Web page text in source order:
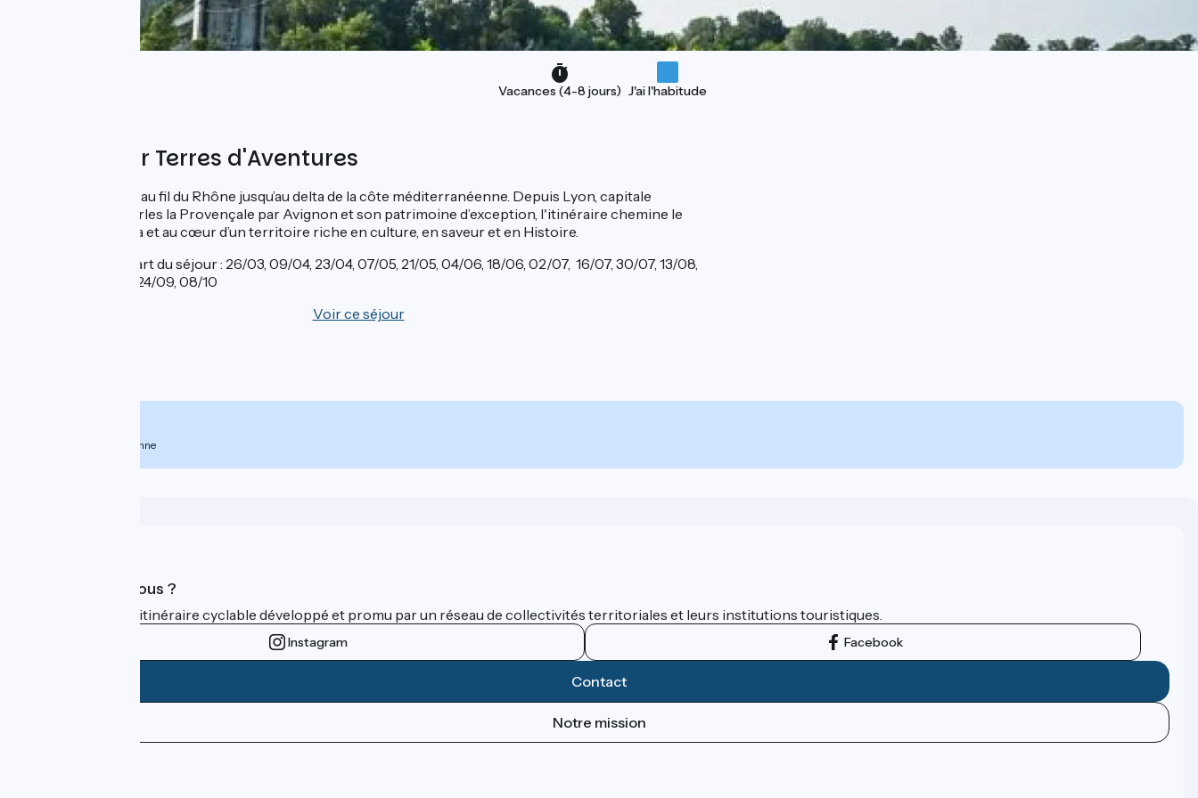
Vacances (4-8 jours) J'ai l'habitude
Proposé par Terres d'Aventures
A vélo et en bateau au fil du Rhône jusqu’au delta de la côte méditerranéenne. Depuis Lyon, capitale
gastronomique à Arles la Provençale par Avignon et son patrimoine d’exception, l'itinéraire chemine le
long de la ViaRhôna et au cœur d’un territoire riche en culture, en saveur et en Histoire.
Dates de départ du séjour : 26/03, 09/04, 23/04, 07/05, 21/05, 04/06, 18/06, 02/07, 16/07, 30/07, 13/08,
27/08, 10/09, 24/09, 08/10
Voir ce séjour
par personne
Qui sommes-nous ?
ViaRhôna est un itinéraire cyclable développé et promu par un réseau de collectivités territoriales et leurs institutions touristiques.
Instagram Facebook
Contact
Notre mission